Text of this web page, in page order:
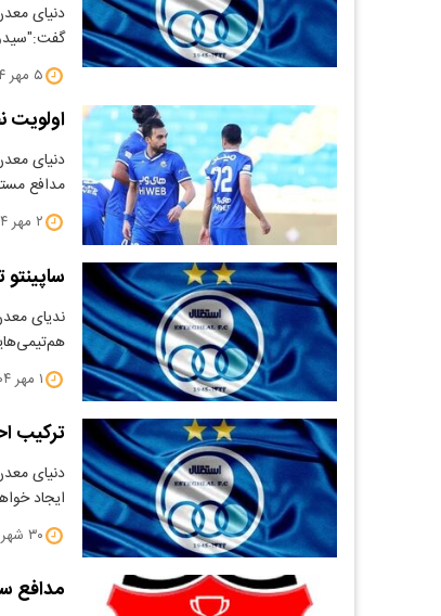
دنیای
۵ مهر ۱۴۰۴
اولویت
دنیای
مدافع
۲ مهر ۱۴۰۴
ندیای
۱ مهر ۱۴۰۴
ترکیب
دنیای
ایجاد
۳۰ شهریور ۱۴۰۴
مدافع